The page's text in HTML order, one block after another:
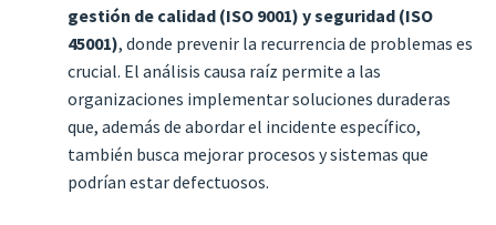
gestión de calidad (ISO 9001) y seguridad (ISO
45001), donde prevenir la recurrencia de problemas es
crucial. El análisis causa raíz permite a las
organizaciones implementar soluciones duraderas
que, además de abordar el incidente específico,
también busca mejorar procesos y sistemas que
podrían estar defectuosos.